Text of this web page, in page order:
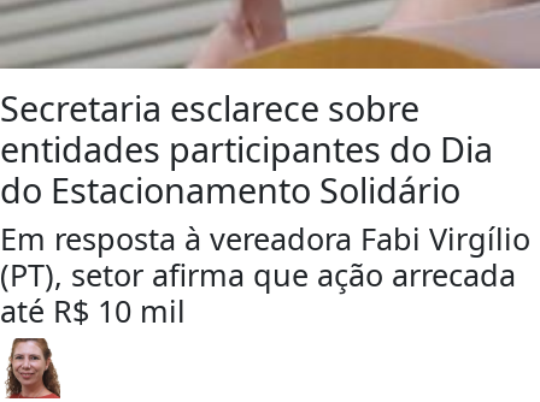
Secretaria esclarece sobre
entidades participantes do Dia
do Estacionamento Solidário
Em resposta à vereadora Fabi Virgílio
(PT), setor afirma que ação arrecada
até R$ 10 mil